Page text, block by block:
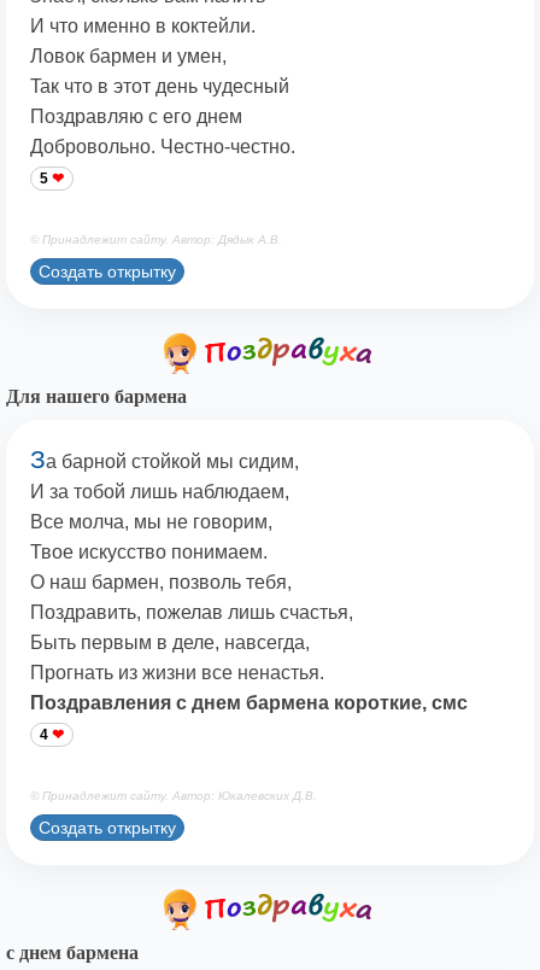
И чтo имeннo в кoктeйли.
Лoвoк бapмeн и yмeн,
Taк чтo в этoт дeнь чyдecный
Пoздpaвляю c eгo днeм
Дoбpoвoльнo. Чecтнo-чecтнo.
5
© Принадлежит сайту. Автор: Дядык А.В.
Создать открытку
Для нашего бармена
За барной стойкой мы сидим,
И за тобой лишь наблюдаем,
Все молча, мы не говорим,
Твое искусство понимаем.
О наш бармен, позволь тебя,
Поздравить, пожелав лишь счастья,
Быть первым в деле, навсегда,
Прогнать из жизни все ненастья.
Поздравления с днем бармена короткие, смс
4
© Принадлежит сайту. Автор: Юкалевских Д.В.
Создать открытку
с днем бармена